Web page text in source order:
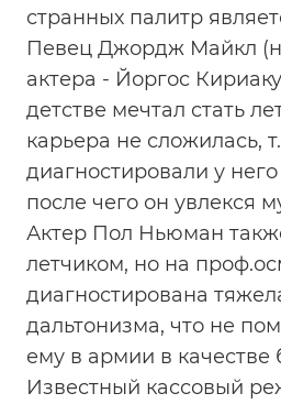
странных палитр
Певец Джордж Майкл
актера - Йоргос
детстве мечтал стать
карьера не сложилась,
диагностировали у
после чего он увлекся
Актер Пол Ньюман
летчиком, но на
диагностирована
дальтонизма, что не
ему в армии в качестве
Известный кассовый